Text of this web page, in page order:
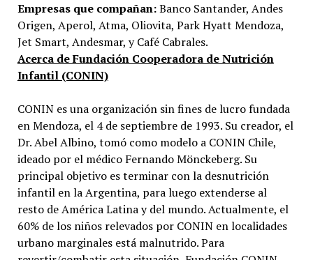
Empresas que compañan:Banco Santander, Andes
Origen, Aperol, Atma, Oliovita, Park Hyatt Mendoza,
Jet Smart, Andesmar, y Café Cabrales.
Acerca de Fundación Cooperadora de Nutrición
Infantil (CONIN)
CONIN es una organización sin fines de lucro fundada
en Mendoza, el 4 de septiembre de 1993. Su creador, el
Dr. Abel Albino, tomó como modelo a CONIN Chile,
ideado por el médico Fernando Mönckeberg. Su
principal objetivo es terminar con la desnutrición
infantil en la Argentina, para luego extenderse al
resto de América Latina y del mundo. Actualmente, el
60% de los niños relevados por CONIN en localidades
urbano marginales está malnutrido. Para